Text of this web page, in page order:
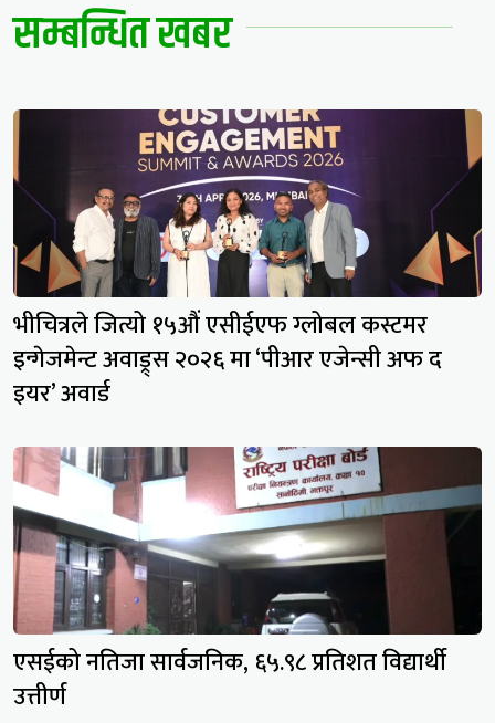
सम्बन्धित खबर
भीचित्रले जित्यो १५औं एसीईएफ ग्लोबल कस्टमर
इन्गेजमेन्ट अवाड्र्स २०२६ मा ‘पीआर एजेन्सी अफ द
इयर’ अवार्ड
एसईको नतिजा सार्वजनिक, ६५.९८ प्रतिशत विद्यार्थी
उत्तीर्ण